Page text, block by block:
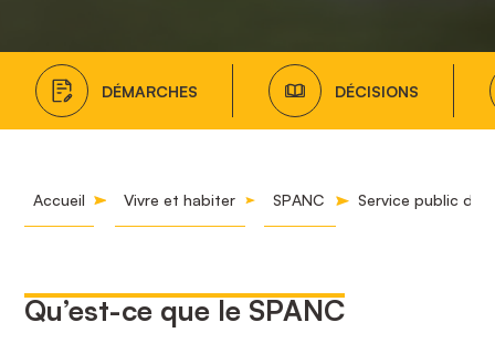
DÉMARCHES DÉCISIONS
Accueil Vivre et habiter SPANC Service public
Qu’est-ce que le SPANC